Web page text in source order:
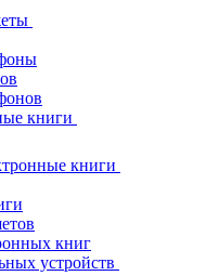
книги
книги
книг
устройств